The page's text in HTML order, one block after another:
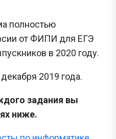
полностью
от ФИПИ для ЕГЭ
в 2020 году.
2019 года.
задания вы
ниже.